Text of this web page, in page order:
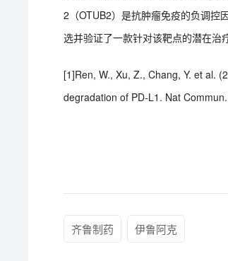
2（OTUB2）是抗肿瘤免疫的负调控
选并验证了一款针对该靶点的潜在治
[1]Ren, W., Xu, Z., Chang, Y. et al.
degradation of PD-L1. Nat
齐鲁制药 伊鲁阿克